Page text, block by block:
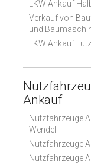
LKW Ankauf
Verkauf von
und
LKW Ankauf
Ankauf
Nutzfahrzeuge
Wendel
Nutzfahrzeuge
Nutzfahrzeuge